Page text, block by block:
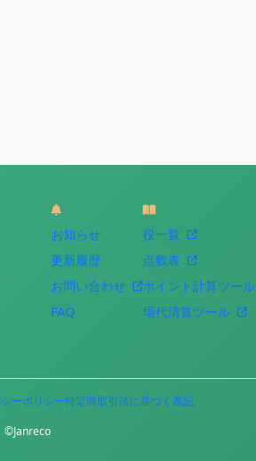
お知らせ
更新履歴
お問い合わせ
FAQ
役一覧
点数表
ポイント計算ツール
場代清算ツール
ーポリシー特定商取引法に基づく表記
©Janreco